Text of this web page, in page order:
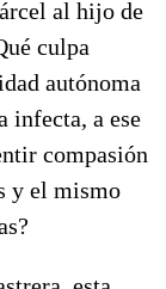
al hijo de
culpa
autónoma
infecta, a ese
compasión
y el mismo